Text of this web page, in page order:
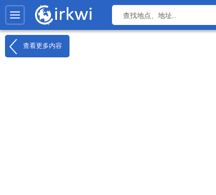
查看更多内容